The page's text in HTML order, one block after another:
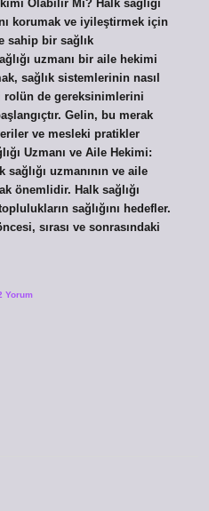
Olabilir Mi? Halk sağlığı
korumak ve iyileştirmek için
sahip bir sağlık
uzmanı bir aile hekimi
sağlık sistemlerinin nasıl
de gereksinimlerini
Gelin, bu merak
ve mesleki pratikler
Uzmanı ve Aile Hekimi:
uzmanının ve aile
önemlidir. Halk sağlığı
sağlığını hedefler.
sırası ve sonrasındaki
Yorum